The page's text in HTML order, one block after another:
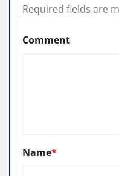
Required fields are
Comment
Name*